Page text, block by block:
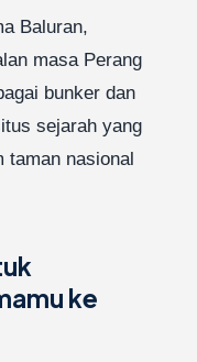
Baluran,
masa Perang
bunker dan
sejarah yang
taman nasional
ke